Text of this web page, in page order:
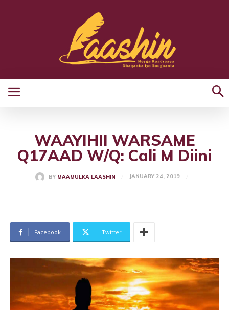
WAAYIHII WARSAME
Q17AAD W/Q: Cali M Diini
BY MAAMULKA LAASHIN JANUARY 24, 2019
Facebook Twitter